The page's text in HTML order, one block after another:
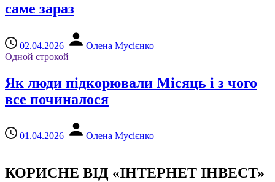
саме зараз
02.04.2026
Олена Мусієнко
Одной строкой
Як люди підкорювали Місяць і з чого
все починалося
01.04.2026 Олена Мусієнко
КОРИСНЕ ВІД «ІНТЕРНЕТ ІНВЕСТ»